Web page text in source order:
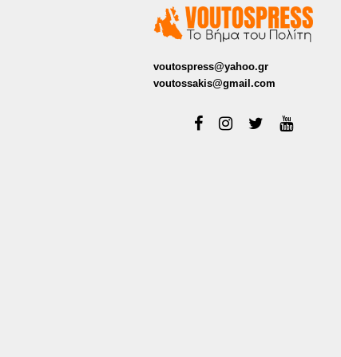
voutospress@yahoo.gr
voutossakis@gmail.com